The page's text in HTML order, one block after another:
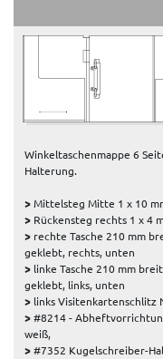
Winkeltaschenmappe 6
Halterung.
>Mittelsteg Mitte 1 x 10
> Rückensteg rechts 1 x 4
> rechte Tasche 210 mm
geklebt, rechts, unten
> linke Tasche 210 mm
geklebt, links, unten
> links Visitenkartenschlitz
>#8214 -
weiß,
>#7352 Kugelschreiber-